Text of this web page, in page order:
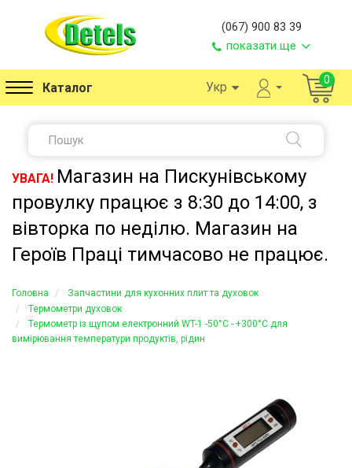
(067) 900 83 39
показати ще
Каталог Укр 0
УВАГА! Магазин на Пискунівському
провулку працює з 8:30 до 14:00, з
вівторка по неділю. Магазин на
Героїв Праці тимчасово не працює.
Головна
Запчастини для кухонних плит та духовок
Термометри духовок
Термометр із щупом електронний WT-1 -50°C - +300°C для
вимірювання температури продуктів, рідин